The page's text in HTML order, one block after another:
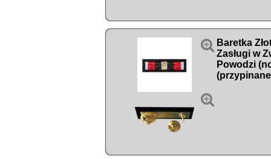


Baretka
Zasługi w
Powodzi